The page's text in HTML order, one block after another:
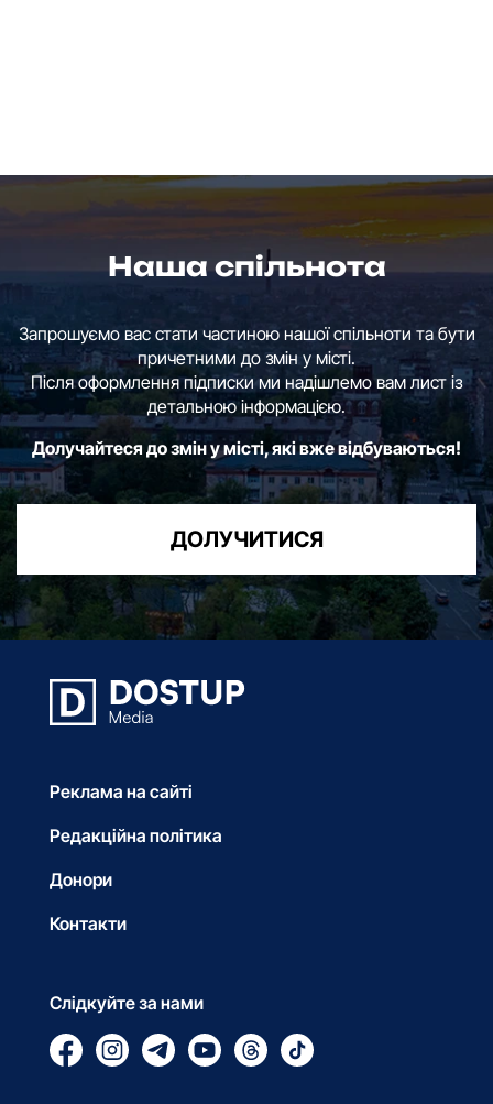
Наша спільнота
Запрошуємо вас стати частиною нашої спільноти та бути
причетними до змін у місті.
Після оформлення підписки ми надішлемо вам лист із
детальною інформацією.
Долучайтеся до змін у місті, які вже відбуваються!
ДОЛУЧИТИСЯ
Реклама на сайті
Редакційна політика
Донори
Контакти
Слідкуйте за нами